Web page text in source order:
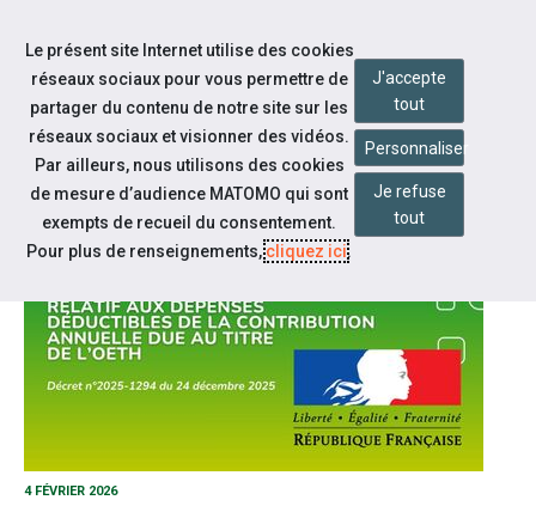
Aller au contenu
NOTRE ACTUALITÉ
4 FÉVRIER 2026
Le présent site Internet utilise des cookies
réseaux sociaux pour vous permettre de
partager du contenu de notre site sur les
réseaux sociaux et visionner des vidéos.
Par ailleurs, nous utilisons des cookies
de mesure d’audience MATOMO qui sont
exempts de recueil du consentement.
Pour plus de renseignements,cliquez ici.
J'accepte
tout
Personnaliser
Je refuse
tout